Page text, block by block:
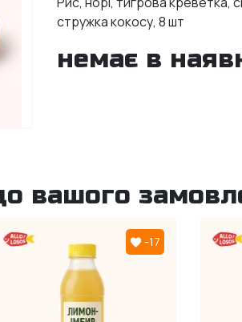
стружка кокосу, 8 шт
немає в
вашого
-17